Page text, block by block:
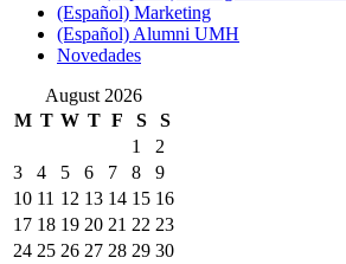
(Español) Marketing
(Español) Alumni UMH
Novedades
August 2026
M T W T F S
S
1
2
3
4 5 6 7 8
9
10 11 12 13 14 15 16
17 18 19 20 21 22 23
24 25 26 27 28 29 30